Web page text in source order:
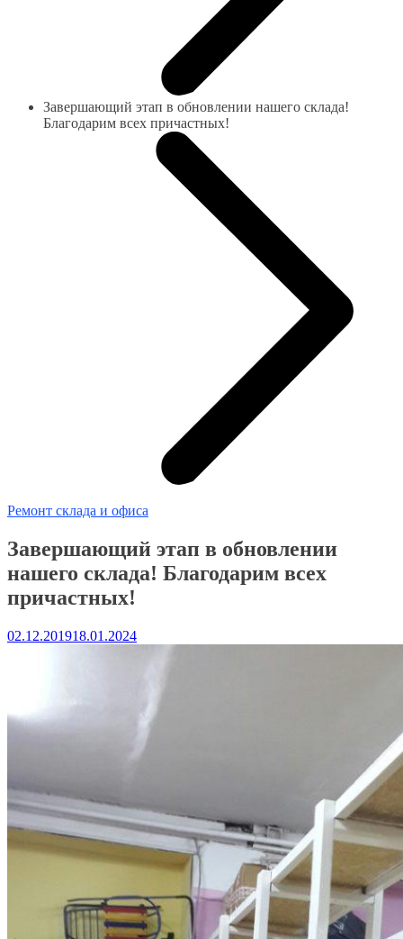
Завершающий этап в обновлении нашего склада!
Благодарим всех причастных!
Ремонт склада и офиса
Завершающий этап в обновлении
нашего склада! Благодарим всех
причастных!
02.12.201918.01.2024